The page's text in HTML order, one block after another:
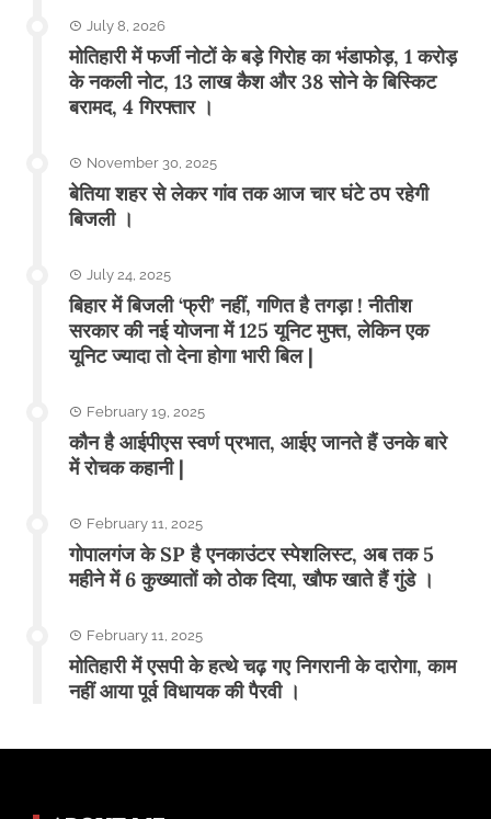
July 8, 2026
मोतिहारी में फर्जी नोटों के बड़े गिरोह का भंडाफोड़, 1 करोड़
के नकली नोट, 13 लाख कैश और 38 सोने के बिस्किट
बरामद, 4 गिरफ्तार ।
November 30, 2025
बेतिया शहर से लेकर गांव तक आज चार घंटे ठप रहेगी
बिजली ।
July 24, 2025
बिहार में बिजली ‘फ्री’ नहीं, गणित है तगड़ा ! नीतीश
सरकार की नई योजना में 125 यूनिट मुफ्त, लेकिन एक
यूनिट ज्यादा तो देना होगा भारी बिल |
February 19, 2025
कौन है आईपीएस स्वर्ण प्रभात, आईए जानते हैं उनके बारे
में रोचक कहानी |
February 11, 2025
गोपालगंज के SP है एनकाउंटर स्पेशलिस्ट, अब तक 5
महीने में 6 कुख्यातों को ठोक दिया, खौफ खाते हैं गुंडे ।
February 11, 2025
मोतिहारी में एसपी के हत्थे चढ़ गए निगरानी के दारोगा, काम
नहीं आया पूर्व विधायक की पैरवी ।